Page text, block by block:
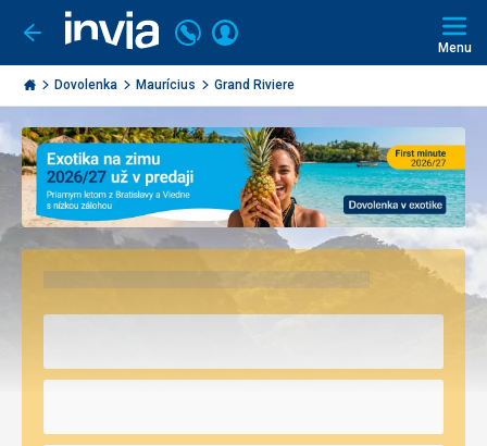
Ísť
späť
Invia.sk
Volajte
+421
2
3221
0491
Prihlásiť
Menu
Dovolenka Maurícius Grand Riviere